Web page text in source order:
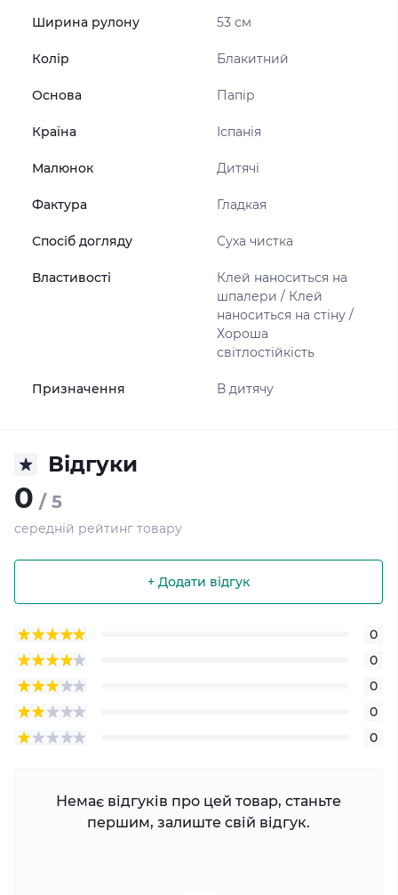
Ширина рулону 53 см
Колір Блакитний
Основа Папір
Країна Іспанія
Малюнок Дитячі
Фактура Гладкая
Спосіб догляду Суха чистка
Властивості
Клей наноситься на
шпалери / Клей
наноситься на стіну /
Хороша
світлостійкість
Призначення В дитячу
Відгуки
0 / 5
середній рейтинг товару
+ Додати відгук
0
0
0
0
0
Немає відгуків про цей товар, станьте
першим, залиште свій відгук.